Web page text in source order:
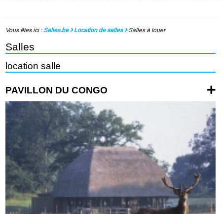
Vous êtes ici : Salles.be Location de salles Salles à louer
Salles
location salle
PAVILLON DU CONGO